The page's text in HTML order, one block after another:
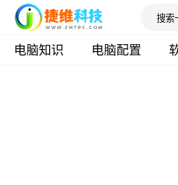
电脑知识 电脑配置